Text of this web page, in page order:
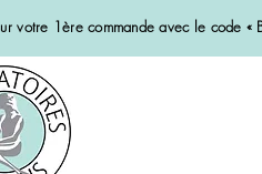
votre 1ère commande avec le code «